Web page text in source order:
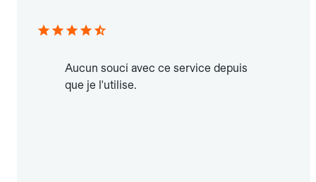
Aucun souci avec ce service depuis
que je l'utilise.